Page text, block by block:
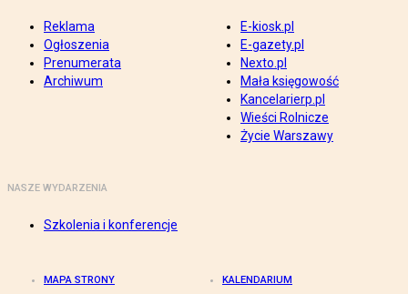
Reklama
Ogłoszenia
Prenumerata
Archiwum
E-kiosk.pl
E-gazety.pl
Nexto.pl
Mała księgowość
Kancelarierp.pl
Wieści Rolnicze
Życie Warszawy
NASZE WYDARZENIA
Szkolenia i konferencje
MAPA STRONY KALENDARIUM